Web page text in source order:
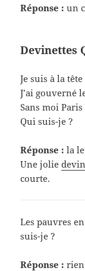
Réponse : un
Devinettes
Je suis à la
J’ai gouverné
Sans moi
Qui suis-je ?
Réponse : la
Une jolie
courte.
Les pauvres
suis-je ?
Réponse :